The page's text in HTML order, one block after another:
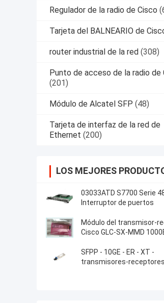
Regulador de la radio de Cisco
Tarjeta del BALNEARIO de
router industrial de la red (308)
Punto de acceso de la radio de
(201)
Módulo de Alcatel SFP (48)
Tarjeta de interfaz de la red de
Ethernet (200)
LOS MEJORES
03033ATD S7700 Serie
Interruptor de puertos
Módulo del transmisor-
Cisco GLC-SX-MMD
SFPP - 10GE - ER - XT -
transmisores-receptores